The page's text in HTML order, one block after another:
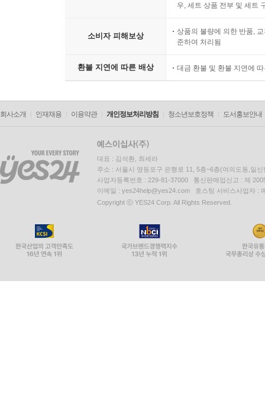
우, 세트 상품 전부 및 세트
소비자 피해보상
상품의 불량에 의한 반품,
준하여 처리됨
환불 지연에 따른 배상 대금 환불 및 환불 지연에
회사소개 인재채용 이용약관 개인정보처리방침 청소년보호정책 도서홍보안내
대표 : 김석환, 최세라
주소 : 서울시 영등포구 은행로 11, 5층~6층(여의도동,일신
사업자등록번호 : 229-81-37000 통신판매업신고 : 제
이메일 : yes24help@yes24.com 호스팅 서비스사업자 :
Copyright ⓒ YES24 Corp. All Rights Reserved.